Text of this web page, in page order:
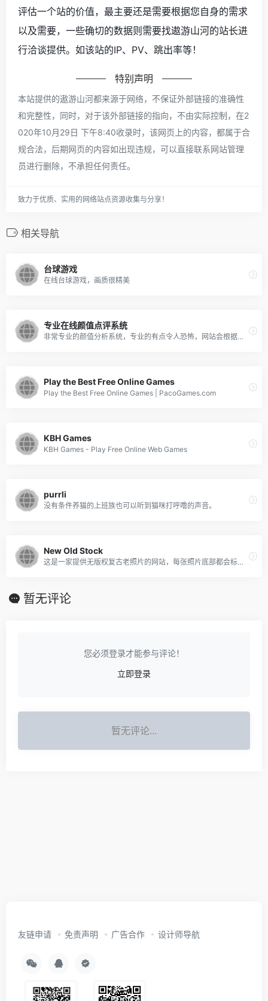
评估一个站的价值，最主要还是需要根据您自身的需求
以及需要，一些确切的数据则需要找遨游山河的站长进
行洽谈提供。如该站的IP、PV、跳出率等！
特别声明
本站提供的遨游山河都来源于网络，不保证外部链接的准确性
和完整性，同时，对于该外部链接的指向，不由实际控制，在2
020年10月29日 下午8:40收录时，该网页上的内容，都属于合
规合法，后期网页的内容如出现违规，可以直接联系网站管理
员进行删除，不承担任何责任。
致力于优质、实用的网络站点资源收集与分享！
相关导航
台球游戏
在线台球游戏，画质很精美
专业在线颜值点评系统
非常专业的颜值分析系统，专业的有点令人恐怖，网站会根据你的脸部黄金比例来分析，进网站后，点击国旗就有中文的，做好心理准备。
Play the Best Free Online Games
Play the Best Free Online Games | PacoGames.com
KBH Games
KBH Games - Play Free Online Web Games
purrli
没有条件养猫的上班族也可以听到猫咪打呼噜的声音。
New Old Stock
这是一家提供无版权复古老照片的网站，每张照片底部都会标注照片拍摄的年份，见证着历史的沧桑，也散发着难以岁月如流的魅力。如果你喜欢复古类型的图片，那就一定不能错过 New Old Stock。
暂无评论
您必须登录才能参与评论！
立即登录
暂无评论...
友链申请 免责声明 广告合作 设计师导航